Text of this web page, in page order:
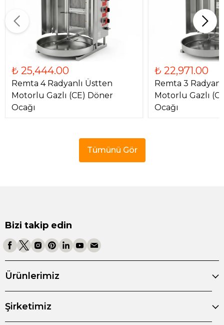
₺ 25,444.00
Remta 4 Radyanlı Üstten
Motorlu Gazlı (CE) Döner
Ocağı
₺ 22,971.00
Remta 3
Motorlu Gazlı
Ocağı
Tümünü Gör
Bizi takip edin
Ürünlerimiz
Şirketimiz